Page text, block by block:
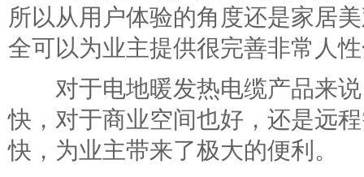
所以从用户体验的角度还是家居
全可以为业主提供很完善非常人
对于电地暖发热电缆产品来说
快，对于商业空间也好，还是远
快，为业主带来了极大的便利。